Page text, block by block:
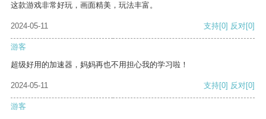
这款游戏非常好玩，画面精美，玩法丰富。
2024-05-11 支持[0] 反对[0]
游客
超级好用的加速器，妈妈再也不用担心我的学习啦！
2024-05-11 支持[0] 反对[0]
游客